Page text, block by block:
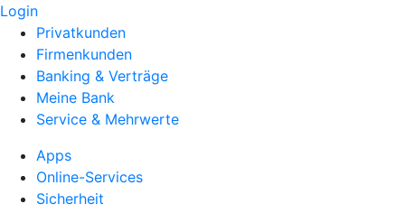
Login
Privatkunden
Firmenkunden
Banking & Verträge
Meine Bank
Service & Mehrwerte
Apps
Online-Services
Sicherheit